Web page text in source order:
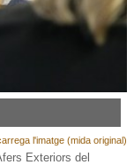
l'imatge (mida original)
Exteriors del